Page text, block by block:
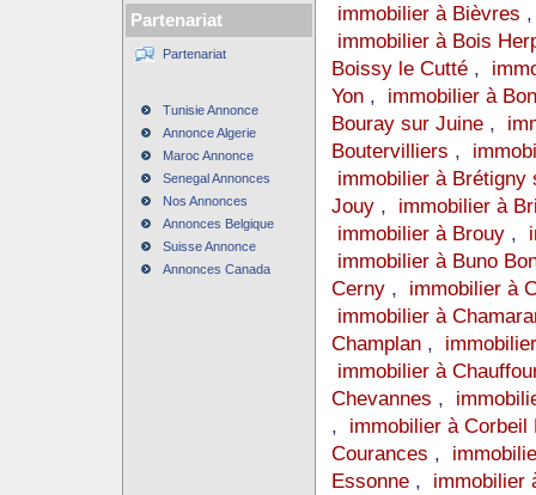
Partenariat
Partenariat
Tunisie Annonce
Annonce Algerie
Maroc Annonce
Senegal Annonces
Nos Annonces
Annonces Belgique
Suisse Annonce
Annonces Canada
immobilier à Bièvres
immobilier à Bois
Boissy le Cutté ,
Yon , immobilier à
Bouray sur Juine ,
Boutervilliers ,
immobilier à
Jouy , immobilier à
immobilier à Brouy ,
immobilier à Buno
Cerny , immobilier à
immobilier à
Champlan ,
immobilier à
Chevannes ,
, immobilier à
Courances ,
Essonne , immobilier